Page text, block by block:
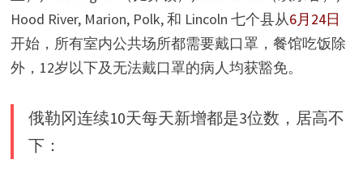
Hood River, Marion, Polk, 和 Lincoln 七个县从6月24日
开始，所有室内公共场所都需要戴口罩，餐馆吃饭除
外，12岁以下及无法戴口罩的病人均获豁免。
俄勒冈连续10天每天新增都是3位数，居高不
下：